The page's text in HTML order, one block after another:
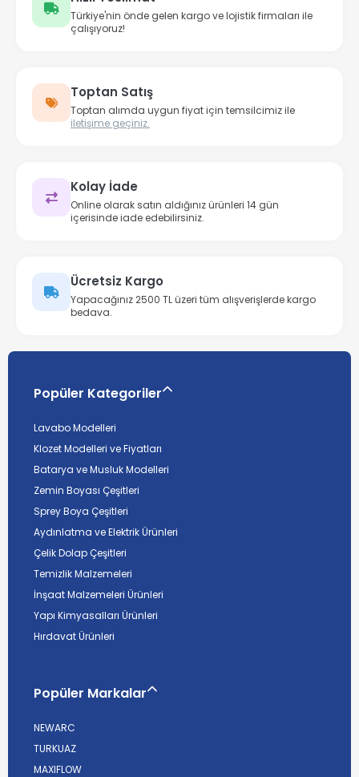
Türkiye'nin önde gelen kargo ve lojistik firmaları ile
çalışıyoruz!
Toptan Satış
Toptan alımda uygun fiyat için temsilcimiz ile
iletişime geçiniz.
Kolay İade
Online olarak satın aldığınız ürünleri 14 gün
içerisinde iade edebilirsiniz.
Ücretsiz Kargo
Yapacağınız 2500 TL üzeri tüm alışverişlerde kargo
bedava.
Popüler Kategoriler
Lavabo Modelleri
Klozet Modelleri ve Fiyatları
Batarya ve Musluk Modelleri
Zemin Boyası Çeşitleri
Sprey Boya Çeşitleri
Aydınlatma ve Elektrik Ürünleri
Çelik Dolap Çeşitleri
Temizlik Malzemeleri
İnşaat Malzemeleri Ürünleri
Yapı Kimyasalları Ürünleri
Hırdavat Ürünleri
Popüler Markalar
NEWARC
TURKUAZ
MAXIFLOW